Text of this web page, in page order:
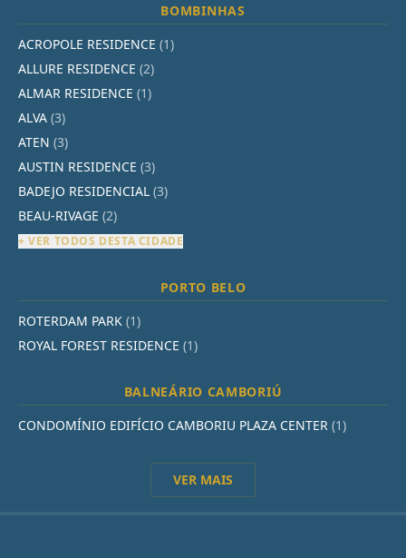
BOMBINHAS
ACROPOLE RESIDENCE (1)
ALLURE RESIDENCE (2)
ALMAR RESIDENCE (1)
ALVA (3)
ATEN (3)
AUSTIN RESIDENCE (3)
BADEJO RESIDENCIAL (3)
BEAU-RIVAGE (2)
+ VER TODOS DESTA CIDADE
PORTO BELO
ROTERDAM PARK (1)
ROYAL FOREST RESIDENCE (1)
BALNEÁRIO CAMBORIÚ
CONDOMÍNIO EDIFÍCIO CAMBORIU PLAZA CENTER (1)
VER MAIS